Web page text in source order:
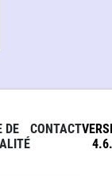
DE
CONTACT